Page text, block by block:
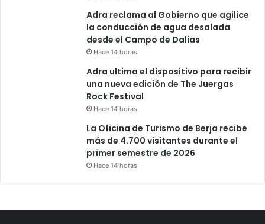
Adra reclama al Gobierno que agilice
la conducción de agua desalada
desde el Campo de Dalías
Hace 14 horas
Adra ultima el dispositivo para recibir
una nueva edición de The Juergas
Rock Festival
Hace 14 horas
La Oficina de Turismo de Berja recibe
más de 4.700 visitantes durante el
primer semestre de 2026
Hace 14 horas